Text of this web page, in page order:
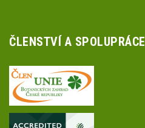
ČLENSTVÍ A SPOLUPRÁCE